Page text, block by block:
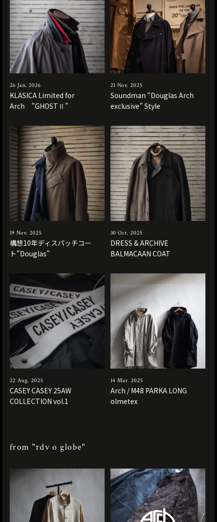
26 Jan. 2026
KLASICA Limited for
Arch ”GHOSTⅡ”
21 Nov. 2025
Soundman “Douglas Arch
exclusive” Style
19 Nov. 2025
構想10年ディスパッチコー
ト”Douglas”
30 Oct. 2025
DRESS & ARCHIVE
BALMACAAN COAT
22 Aug. 2025
CASEY CASEY 25AW
COLLECTION vol.1
14 Mar. 2025
Arch / M48 PARKA LONG
olmetex
from "rdv o globe"